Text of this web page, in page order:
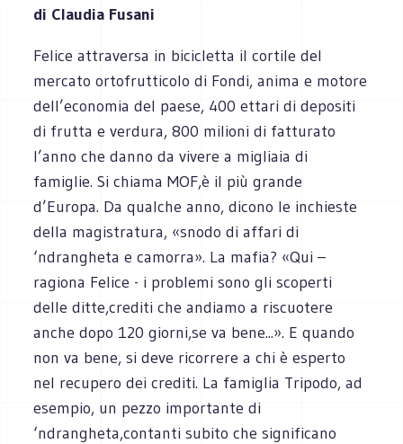
di Claudia Fusani
Felice attraversa in bicicletta il cortile del
mercato ortofrutticolo di Fondi, anima e motore
dell’economia del paese, 400 ettari di depositi
di frutta e verdura, 800 milioni di fatturato
l’anno che danno da vivere a migliaia di
famiglie. Si chiama MOF,è il più grande
d’Europa. Da qualche anno, dicono le inchieste
della magistratura, «snodo di affari di
‘ndrangheta e camorra». La mafia? «Qui –
ragiona Felice - i problemi sono gli scoperti
delle ditte,crediti che andiamo a riscuotere
anche dopo 120 giorni,se va bene...». E quando
non va bene, si deve ricorrere a chi è esperto
nel recupero dei crediti. La famiglia Tripodo, ad
esempio, un pezzo importante di
‘ndrangheta,contanti subito che significano